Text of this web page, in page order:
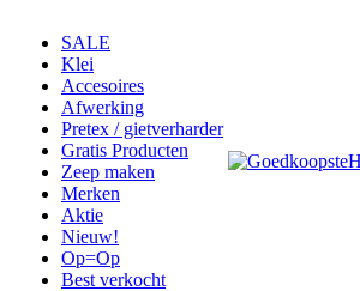
SALE
Klei
Accesoires
Afwerking
Pretex / gietverharder
Gratis Producten
Zeep maken
Merken
Aktie
Nieuw!
Op=Op
Best verkocht